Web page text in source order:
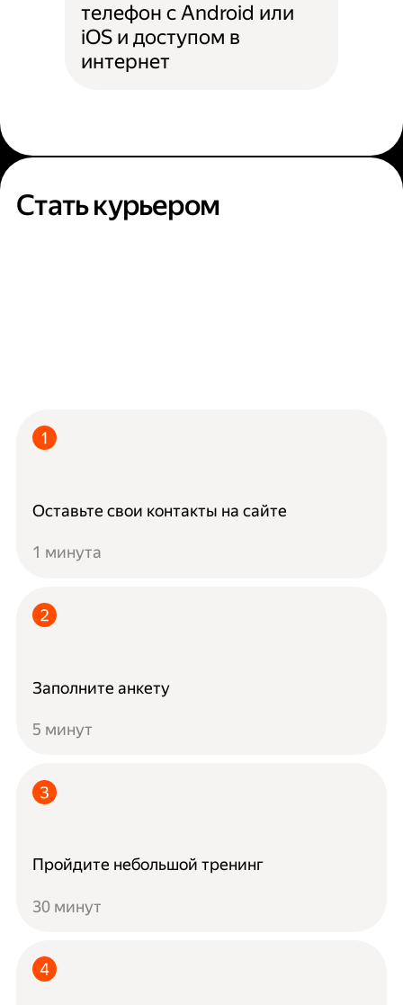
телефон с Android или
iOS и доступом в
интернет
Стать курьером
Оставьте свои контакты на сайте
1 минута
Заполните анкету
5 минут
Пройдите небольшой тренинг
30 минут